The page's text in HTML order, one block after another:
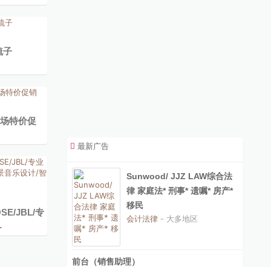
子
特价促
JBL/专
最新广告
Sunwood/ JJZ LAW综合法
律 家庭法* 刑事* 遗嘱* 房产*
移民
会计法律 - 大多地区
前台（销售助理）